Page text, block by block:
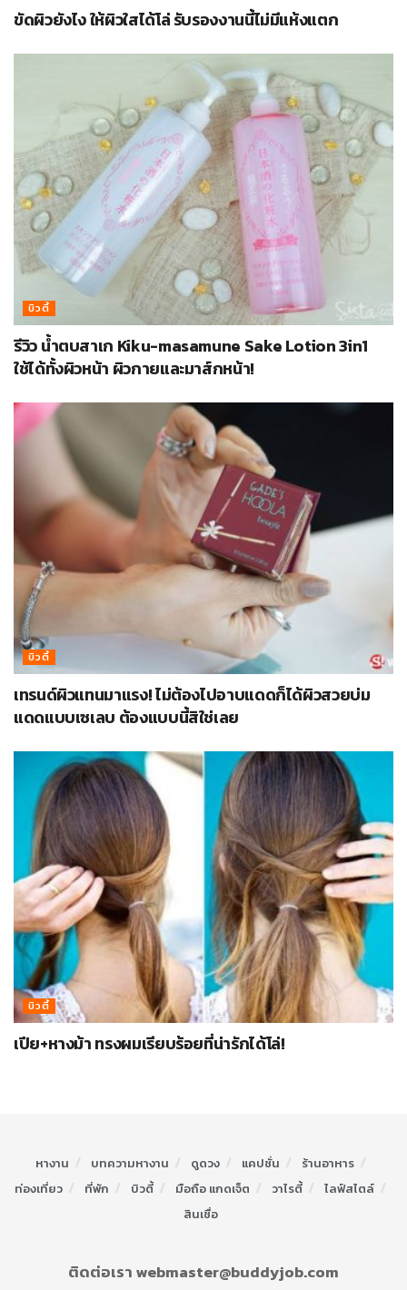
ขัดผิวยังไง ให้ผิวใสได้โล่ รับรองงานนี้ไม่มีแห้งแตก
บิวตี้
รีวิว น้ำตบสาเก Kiku-masamune Sake Lotion 3in1
ใช้ได้ทั้งผิวหน้า ผิวกายและมาส์กหน้า!
บิวตี้
เทรนด์ผิวแทนมาแรง! ไม่ต้องไปอาบแดดก็ได้ผิวสวยบ่ม
แดดแบบเซเลบ ต้องแบบนี้สิใช่เลย
บิวตี้
เปีย+หางม้า ทรงผมเรียบร้อยที่น่ารักได้โล่!
หางาน บทความหางาน ดูดวง แคปชั่น
ร้านอาหาร
ท่องเที่ยว
ที่พัก บิวตี้ มือถือ แกดเจ็ต วาไรตี้
ไลฟ์สไตล์
สินเชื่อ
ติดต่อเรา webmaster@buddyjob.com